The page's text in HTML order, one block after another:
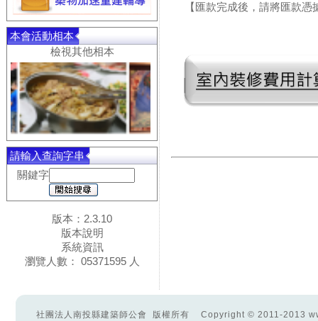
本會活動相本
檢視其他相本
請輸入查詢字串
關鍵字
版本：2.3.10
版本說明
系統資訊
瀏覽人數： 05371595 人
【匯款完成後，請將匯款
社團法人南投縣建築師公會 版權所有 Copyright © 2011-2013